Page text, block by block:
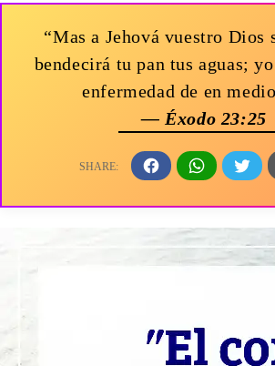
“Mas a Jehová vuestro Dios
bendecirá tu pan tus aguas;
enfermedad de en
— Éxodo 23:25